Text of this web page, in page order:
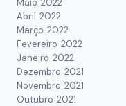
Abril 2022
Março 2022
Fevereiro 2022
Janeiro 2022
Dezembro 2021
Novembro 2021
Outubro 2021